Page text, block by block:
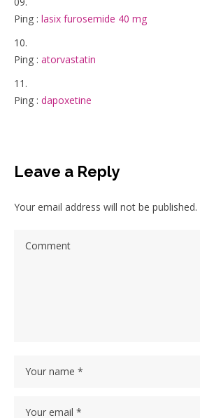
Ping : lasix furosemide 40 mg
Ping : atorvastatin
Ping : dapoxetine
Leave a Reply
Your email address will not be published.